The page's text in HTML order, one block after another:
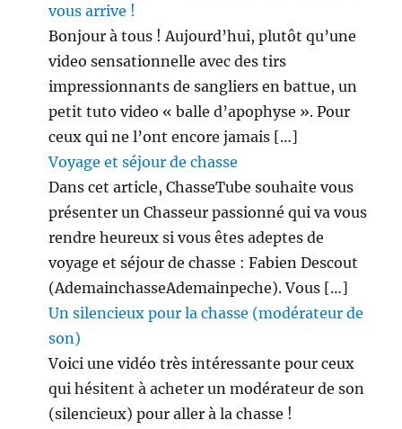
vous arrive !
Bonjour à tous ! Aujourd’hui, plutôt qu’une
video sensationnelle avec des tirs
impressionnants de sangliers en battue, un
petit tuto video « balle d’apophyse ». Pour
ceux qui ne l’ont encore jamais […]
Voyage et séjour de chasse
Dans cet article, ChasseTube souhaite vous
présenter un Chasseur passionné qui va vous
rendre heureux si vous êtes adeptes de
voyage et séjour de chasse : Fabien Descout
(AdemainchasseAdemainpeche). Vous […]
Un silencieux pour la chasse (modérateur de
son)
Voici une vidéo très intéressante pour ceux
qui hésitent à acheter un modérateur de son
(silencieux) pour aller à la chasse !